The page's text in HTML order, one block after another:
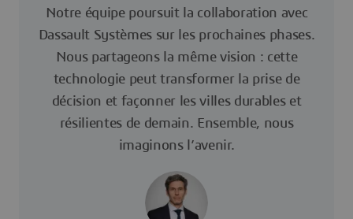
Notre équipe poursuit la collaboration avec
Dassault Systèmes sur les prochaines phases.
Nous partageons la même vision : cette
technologie peut transformer la prise de
décision et façonner les villes durables et
résilientes de demain. Ensemble, nous
imaginons l’avenir.